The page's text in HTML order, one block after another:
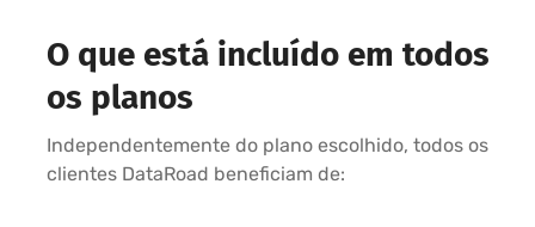
O que está incluído em todos
os planos
Independentemente do plano escolhido, todos os
clientes DataRoad beneficiam de: